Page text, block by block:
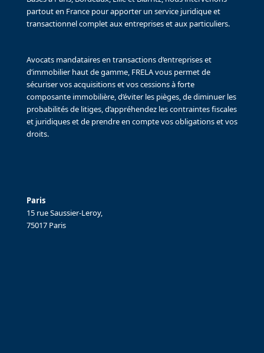
partout en France pour apporter un service juridique et
transactionnel complet aux entreprises et aux particuliers.
Avocats mandataires en transactions d’entreprises et
d’immobilier haut de gamme, FRELA vous permet de
sécuriser vos acquisitions et vos cessions à forte
composante immobilière, d’éviter les pièges, de diminuer les
probabilités de litiges, d’appréhendez les contraintes fiscales
et juridiques et de prendre en compte vos obligations et vos
droits.
Paris
15 rue Saussier-Leroy,
75017 Paris